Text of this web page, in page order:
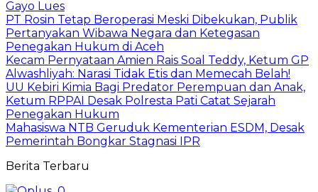
Gayo Lues
PT Rosin Tetap Beroperasi Meski Dibekukan, Publik
Pertanyakan Wibawa Negara dan Ketegasan
Penegakan Hukum di Aceh
Kecam Pernyataan Amien Rais Soal Teddy, Ketum GP
Alwashliyah: Narasi Tidak Etis dan Memecah Belah!
UU Kebiri Kimia Bagi Predator Perempuan dan Anak,
Ketum RPPAI Desak Polresta Pati Catat Sejarah
Penegakan Hukum
Mahasiswa NTB Geruduk Kementerian ESDM, Desak
Pemerintah Bongkar Stagnasi IPR
Berita Terbaru